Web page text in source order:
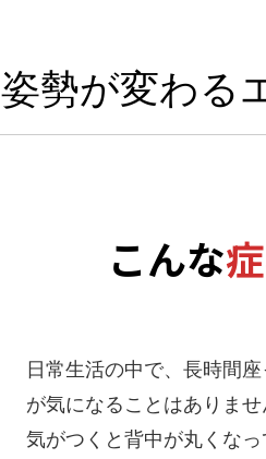
姿勢が変わる
こんな
日常生活の中で、長時間
が気になることはありませ
気がつくと背中が丸くな